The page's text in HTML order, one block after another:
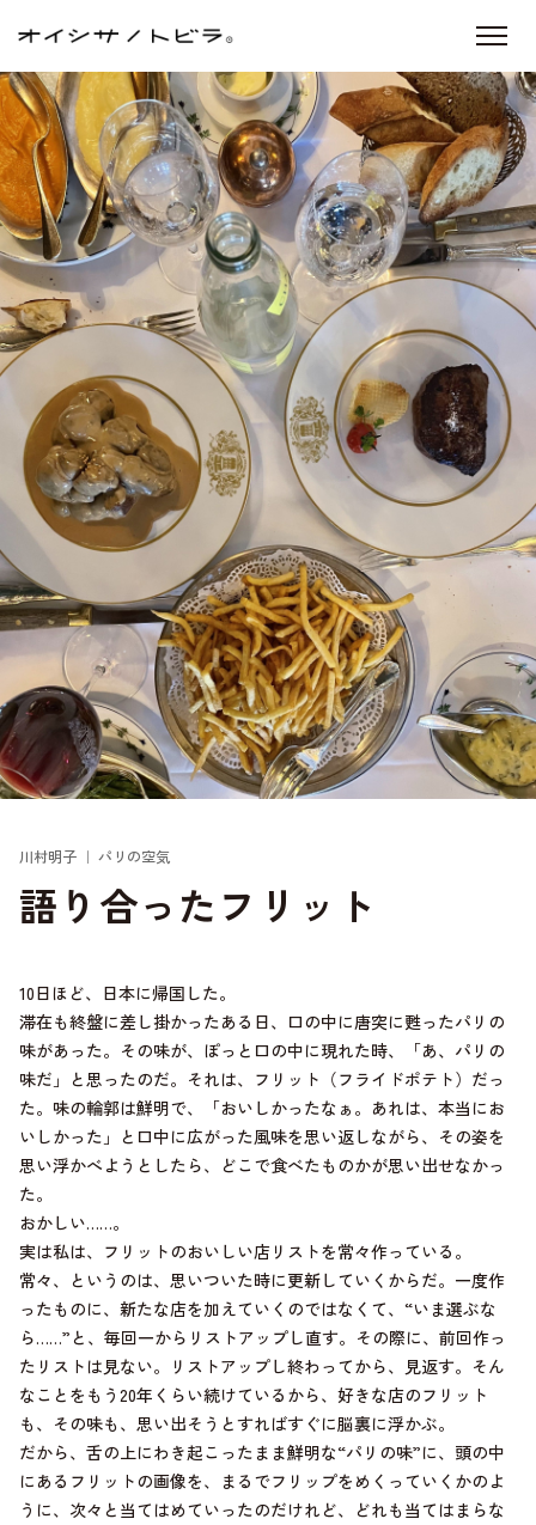
川村明子 ｜ パリの空気
語り合ったフリット
10日ほど、日本に帰国した。
滞在も終盤に差し掛かったある日、口の中に唐突に甦ったパリの
味があった。その味が、ぽっと口の中に現れた時、「あ、パリの
味だ」と思ったのだ。それは、フリット（フライドポテト）だっ
た。味の輪郭は鮮明で、「おいしかったなぁ。あれは、本当にお
いしかった」と口中に広がった風味を思い返しながら、その姿を
思い浮かべようとしたら、どこで食べたものかが思い出せなかっ
た。
おかしい……。
実は私は、フリットのおいしい店リストを常々作っている。
常々、というのは、思いついた時に更新していくからだ。一度作
ったものに、新たな店を加えていくのではなくて、“いま選ぶな
ら……”と、毎回一からリストアップし直す。その際に、前回作っ
たリストは見ない。リストアップし終わってから、見返す。そん
なことをもう20年くらい続けているから、好きな店のフリット
も、その味も、思い出そうとすればすぐに脳裏に浮かぶ。
だから、舌の上にわき起こったまま鮮明な“パリの味”に、頭の中
にあるフリットの画像を、まるでフリップをめくっていくかのよ
うに、次々と当てはめていったのだけれど、どれも当てはまらな